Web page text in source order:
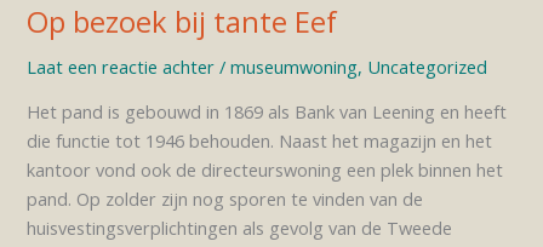
Op bezoek bij tante Eef
Laat een reactie achter /museumwoning, Uncategorized
Het pand is gebouwd in 1869 als Bank van Leening en heeft
die functie tot 1946 behouden. Naast het magazijn en het
kantoor vond ook de directeurswoning een plek binnen het
pand. Op zolder zijn nog sporen te vinden van de
huisvestingsverplichtingen als gevolg van de Tweede